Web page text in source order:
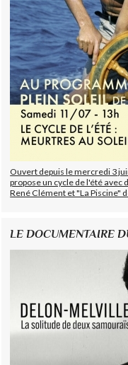
Ouvert depuis le mercredi 3
propose un cycle de l'été
René Clément et "La Piscine"
LE DOCUMENTAIRE